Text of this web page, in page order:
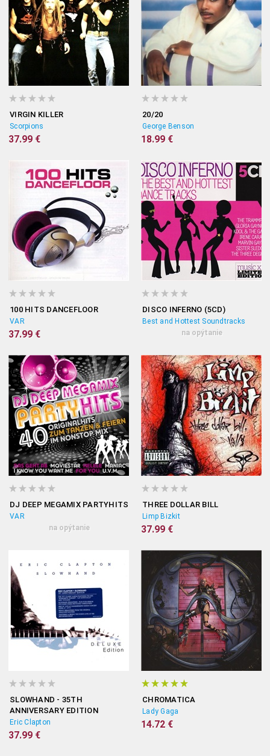
VIRGIN KILLER
Scorpions
37.99 €
20/20
George Benson
18.99 €
100 HITS DANCEFLOOR
VAR
37.99 €
DISCO INFERNO (5CD)
Best and Hottest Soundtracks
na opýtanie
DJ DEEP MEGAMIX PARTYHITS
VAR
na opýtanie
THREE DOLLAR BILL
Limp Bizkit
37.99 €
SLOWHAND - 35TH
ANNIVERSARY EDITION
(DELUXE)
Eric Clapton
37.99 €
CHROMATICA
Lady Gaga
14.72 €